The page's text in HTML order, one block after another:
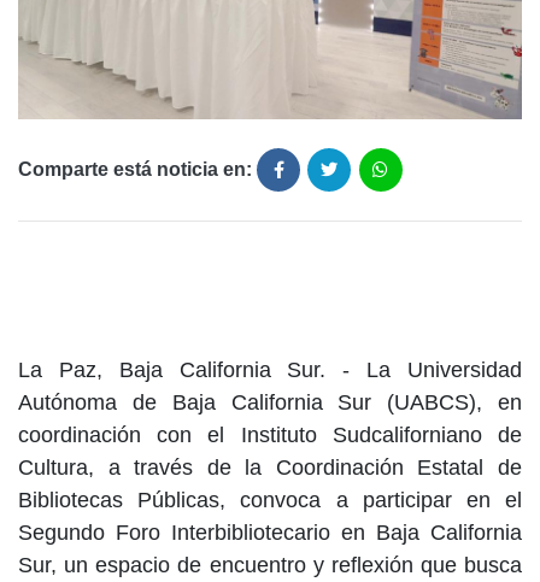
Comparte está noticia en:
La Paz, Baja California Sur. - La Universidad
Autónoma de Baja California Sur (UABCS), en
coordinación con el Instituto Sudcaliforniano de
Cultura, a través de la Coordinación Estatal de
Bibliotecas Públicas, convoca a participar en el
Segundo Foro Interbibliotecario en Baja California
Sur, un espacio de encuentro y reflexión que busca